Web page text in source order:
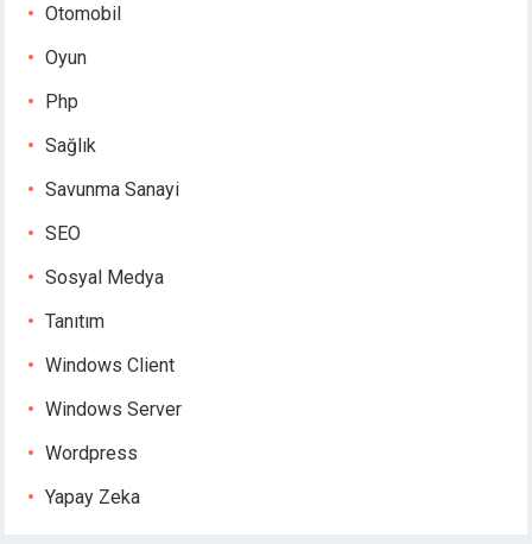
Otomobil
Oyun
Php
Sağlık
Savunma Sanayi
SEO
Sosyal Medya
Tanıtım
Windows Client
Windows Server
Wordpress
Yapay Zeka